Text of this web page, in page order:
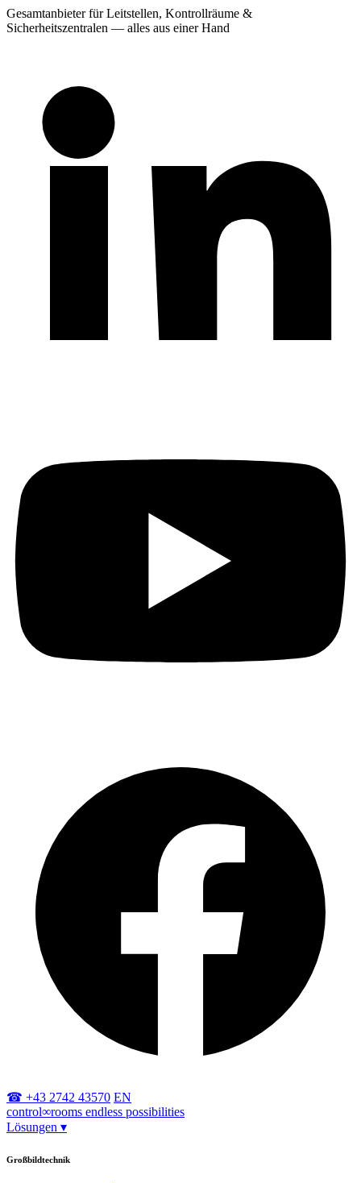
Gesamtanbieter für Leitstellen, Kontrollräume &
Sicherheitszentralen — alles aus einer Hand
☎ +43 2742 43570 EN
control∞rooms endless possibilities
Lösungen ▾
Großbildtechnik